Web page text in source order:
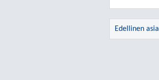
Edellinen asia